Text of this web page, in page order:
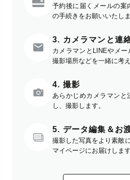
予約後に届くメールの案
の手続きをお願いいたしま
3. カメラマンと連
カメラマンとLINEやメ
撮影場所などを一緒に考え
4. 撮影
あらかじめカメラマンと
し、撮影します。
5. データ編集＆お
撮影した写真をより素敵
マイページにお届けします